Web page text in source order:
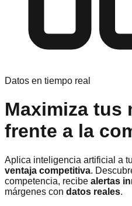
Datos en tiempo real
Maximiza tus
frente a la
Aplica inteligencia artificial a
ventaja competitiva.
competencia, recibe alertas
márgenes con datos reales.